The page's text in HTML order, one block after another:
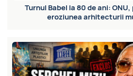
Turnul Babel la 80 de ani:
eroziunea arhitecturii